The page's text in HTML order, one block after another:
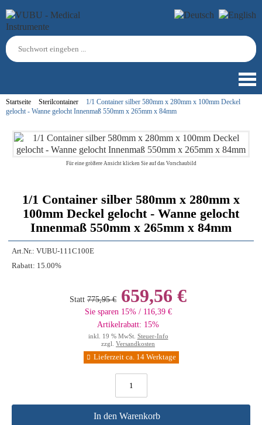
Startseite Sterilcontainer
1/1 Container silber 580mm x 280mm x 100mm Deckel
gelocht - Wanne gelocht Innenmaß 550mm x 265mm x 84mm
Für eine größere Ansicht klicken Sie auf das Vorschaubild
1/1 Container silber 580mm x 280mm x
100mm Deckel gelocht - Wanne gelocht
Innenmaß 550mm x 265mm x 84mm
Art.Nr.: VUBU-111C100E
Rabatt: 15.00%
Statt 775,95 € 659,56 €
Sie sparen 15% / 116,39 €
Artikelrabatt: 15%
inkl. 19 % MwSt. Steuer-Info
zzgl. Versandkosten
Lieferzeit ca. 14 Werktage
In den Warenkorb